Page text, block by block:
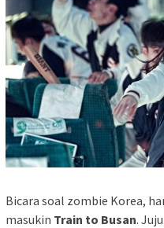
Bicara soal zombie Korea,
masukin Train to Busan.